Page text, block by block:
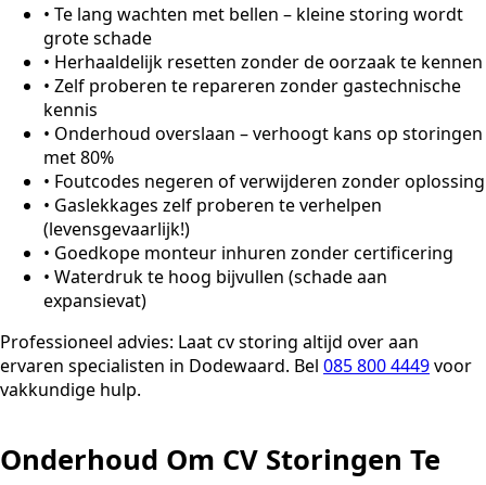
• Te lang wachten met bellen – kleine storing wordt
grote schade
• Herhaaldelijk resetten zonder de oorzaak te kennen
• Zelf proberen te repareren zonder gastechnische
kennis
• Onderhoud overslaan – verhoogt kans op storingen
met 80%
• Foutcodes negeren of verwijderen zonder oplossing
• Gaslekkages zelf proberen te verhelpen
(levensgevaarlijk!)
• Goedkope monteur inhuren zonder certificering
• Waterdruk te hoog bijvullen (schade aan
expansievat)
Professioneel advies: Laat cv storing altijd over aan
ervaren specialisten in Dodewaard. Bel 085 800 4449voor
vakkundige hulp.
Onderhoud Om CV Storingen Te